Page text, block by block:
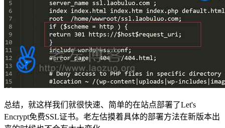
总结，就这样我们就很快速、简单的在站点部署了Let's
Encrypt免费SSL证书。老左估摸着具体的部署方法在新版本出